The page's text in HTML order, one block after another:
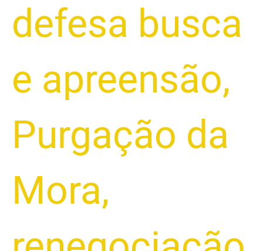
defesa busca
e apreensão,
Purgação da
Mora,